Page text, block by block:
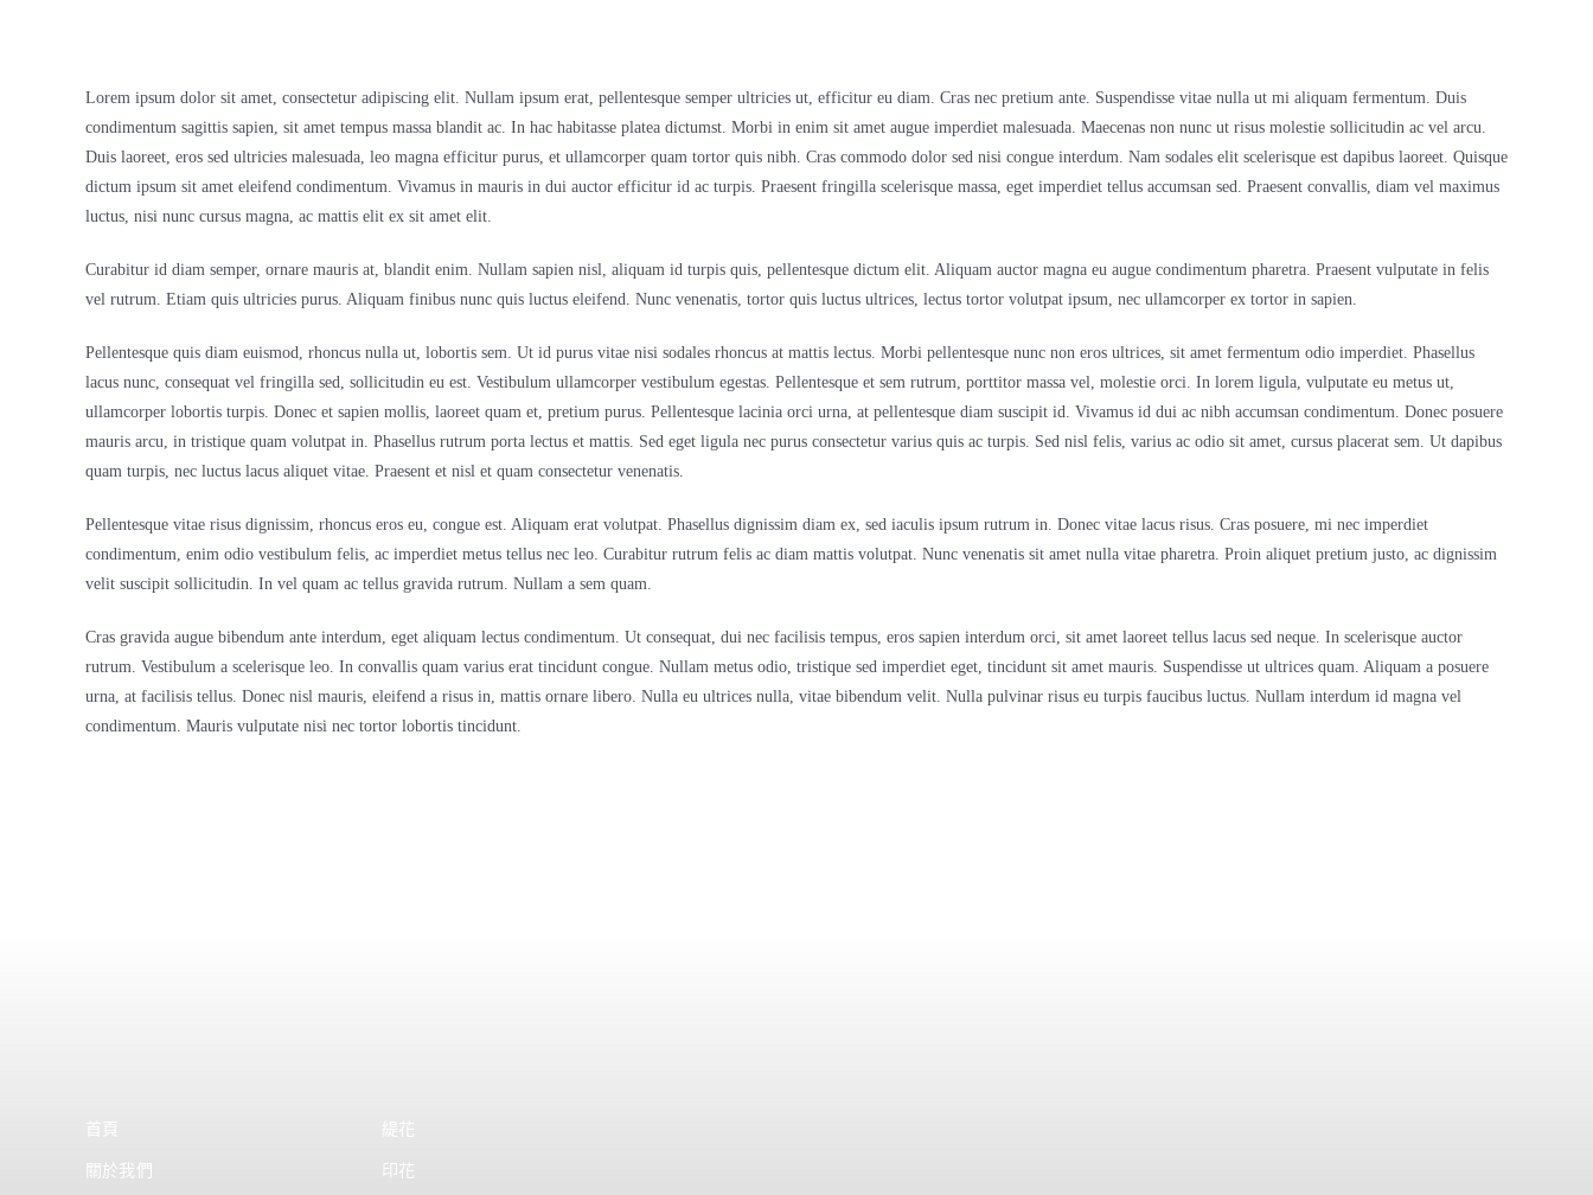
Lorem ipsum dolor sit amet, consectetur adipiscing elit. Nullam ipsum erat, pellentesque semper ultricies ut, efficitur eu diam. Cras nec pretium ante. Suspendisse vitae nulla ut mi aliquam fermentum. Duis
condimentum sagittis sapien, sit amet tempus massa blandit ac. In hac habitasse platea dictumst. Morbi in enim sit amet augue imperdiet malesuada. Maecenas non nunc ut risus molestie sollicitudin ac vel arcu.
Duis laoreet, eros sed ultricies malesuada, leo magna efficitur purus, et ullamcorper quam tortor quis nibh. Cras commodo dolor sed nisi congue interdum. Nam sodales elit scelerisque est dapibus laoreet. Quisque
dictum ipsum sit amet eleifend condimentum. Vivamus in mauris in dui auctor efficitur id ac turpis. Praesent fringilla scelerisque massa, eget imperdiet tellus accumsan sed. Praesent convallis, diam vel maximus
luctus, nisi nunc cursus magna, ac mattis elit ex sit amet elit.
Curabitur id diam semper, ornare mauris at, blandit enim. Nullam sapien nisl, aliquam id turpis quis, pellentesque dictum elit. Aliquam auctor magna eu augue condimentum pharetra. Praesent vulputate in felis
vel rutrum. Etiam quis ultricies purus. Aliquam finibus nunc quis luctus eleifend. Nunc venenatis, tortor quis luctus ultrices, lectus tortor volutpat ipsum, nec ullamcorper ex tortor in sapien.
Pellentesque quis diam euismod, rhoncus nulla ut, lobortis sem. Ut id purus vitae nisi sodales rhoncus at mattis lectus. Morbi pellentesque nunc non eros ultrices, sit amet fermentum odio imperdiet. Phasellus
lacus nunc, consequat vel fringilla sed, sollicitudin eu est. Vestibulum ullamcorper vestibulum egestas. Pellentesque et sem rutrum, porttitor massa vel, molestie orci. In lorem ligula, vulputate eu metus ut,
ullamcorper lobortis turpis. Donec et sapien mollis, laoreet quam et, pretium purus. Pellentesque lacinia orci urna, at pellentesque diam suscipit id. Vivamus id dui ac nibh accumsan condimentum. Donec posuere
mauris arcu, in tristique quam volutpat in. Phasellus rutrum porta lectus et mattis. Sed eget ligula nec purus consectetur varius quis ac turpis. Sed nisl felis, varius ac odio sit amet, cursus placerat sem. Ut dapibus
quam turpis, nec luctus lacus aliquet vitae. Praesent et nisl et quam consectetur venenatis.
Pellentesque vitae risus dignissim, rhoncus eros eu, congue est. Aliquam erat volutpat. Phasellus dignissim diam ex, sed iaculis ipsum rutrum in. Donec vitae lacus risus. Cras posuere, mi nec imperdiet
condimentum, enim odio vestibulum felis, ac imperdiet metus tellus nec leo. Curabitur rutrum felis ac diam mattis volutpat. Nunc venenatis sit amet nulla vitae pharetra. Proin aliquet pretium justo, ac dignissim
velit suscipit sollicitudin. In vel quam ac tellus gravida rutrum. Nullam a sem quam.
Cras gravida augue bibendum ante interdum, eget aliquam lectus condimentum. Ut consequat, dui nec facilisis tempus, eros sapien interdum orci, sit amet laoreet tellus lacus sed neque. In scelerisque auctor
rutrum. Vestibulum a scelerisque leo. In convallis quam varius erat tincidunt congue. Nullam metus odio, tristique sed imperdiet eget, tincidunt sit amet mauris. Suspendisse ut ultrices quam. Aliquam a posuere
urna, at facilisis tellus. Donec nisl mauris, eleifend a risus in, mattis ornare libero. Nulla eu ultrices nulla, vitae bibendum velit. Nulla pulvinar risus eu turpis faucibus luctus. Nullam interdum id magna vel
condimentum. Mauris vulputate nisi nec tortor lobortis tincidunt.
首頁
關於我們
緹花
印花